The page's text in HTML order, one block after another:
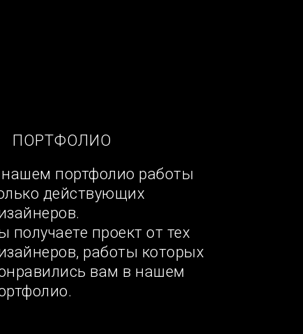
ПОРТФОЛИО
портфолио работы
действующих
получаете проект от тех
работы которых
вам в нашем